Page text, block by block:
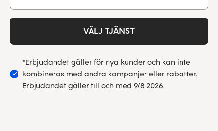
VÄLJ TJÄNST
*Erbjudandet gäller för nya kunder och kan inte
kombineras med andra kampanjer eller rabatter.
Erbjudandet gäller till och med 9/8 2026.